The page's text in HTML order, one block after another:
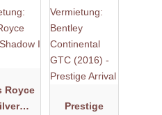
Royce
Prestige